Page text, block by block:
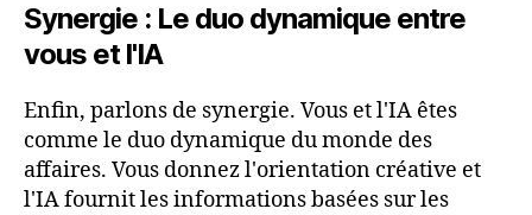
Synergie : Le duo dynamique entre
vous et l'IA
Enfin, parlons de synergie. Vous et l'IA êtes
comme le duo dynamique du monde des
affaires. Vous donnez l'orientation créative et
l'IA fournit les informations basées sur les